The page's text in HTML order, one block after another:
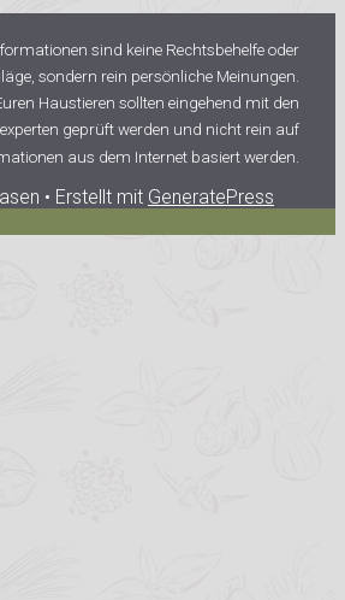
sind keine Rechtsbehelfe oder
sondern rein persönliche Meinungen.
Haustieren sollten eingehend mit den
geprüft werden und nicht rein auf
aus dem Internet basiert werden.
• Erstellt mit GeneratePress